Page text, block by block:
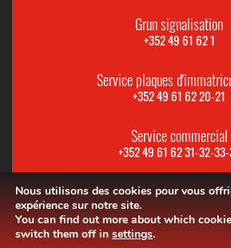
Grun signalisation
+352 49 61 62 1
Service plaques
+352 49 61 62 20-21
Service commercial
+352 49 61 62 31-32-
Nous utilisons des cookies pour vous
expérience sur notre site.
You can find out more about which
switch them off in settings.